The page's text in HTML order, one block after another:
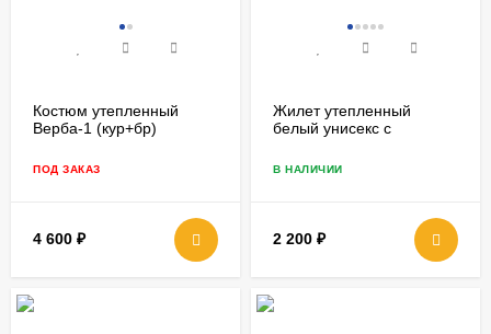
Костюм утепленный
Верба-1 (кур+бр)
ПОД ЗАКАЗ
4 600 ₽
Жилет утепленный
белый унисекс с
В НАЛИЧИИ
2 200 ₽